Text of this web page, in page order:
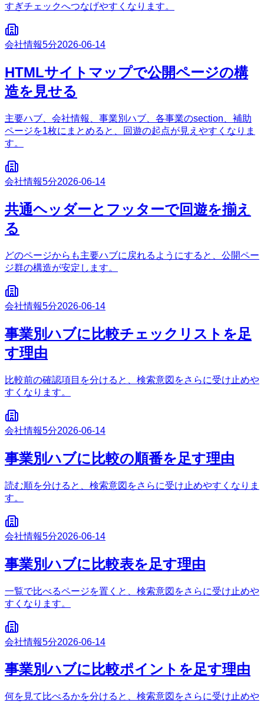
すぎチェックへつなげやすくなります。
会社情報5分2026-06-14
HTMLサイトマップで公開ページの構
造を見せる
主要ハブ、会社情報、事業別ハブ、各事業のsection、補助
ページを1枚にまとめると、回遊の起点が見えやすくなりま
す。
会社情報5分2026-06-14
共通ヘッダーとフッターで回遊を揃え
る
どのページからも主要ハブに戻れるようにすると、公開ペー
ジ群の構造が安定します。
会社情報5分2026-06-14
事業別ハブに比較チェックリストを足
す理由
比較前の確認項目を分けると、検索意図をさらに受け止めや
すくなります。
会社情報5分2026-06-14
事業別ハブに比較の順番を足す理由
読む順を分けると、検索意図をさらに受け止めやすくなりま
す。
会社情報5分2026-06-14
事業別ハブに比較表を足す理由
一覧で比べるページを置くと、検索意図をさらに受け止めや
すくなります。
会社情報5分2026-06-14
事業別ハブに比較ポイントを足す理由
何を見て比べるかを分けると、検索意図をさらに受け止めや